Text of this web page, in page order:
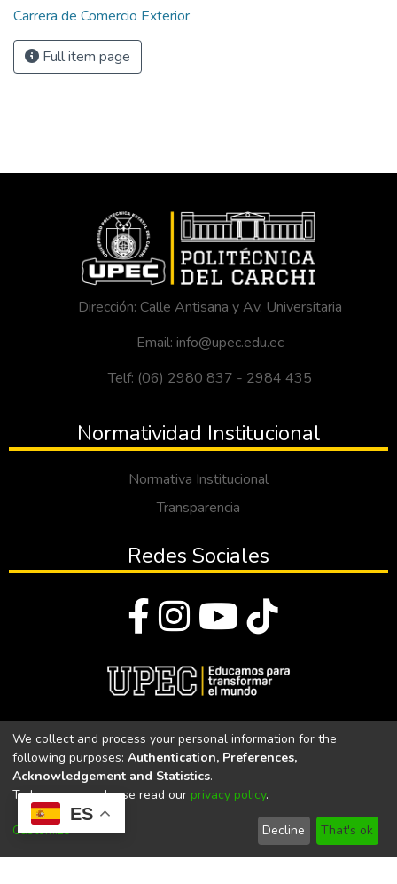
ES
Carrera de Comercio Exterior
Full item page
Dirección: Calle Antisana y Av. Universitaria
Email: info@upec.edu.ec
Telf: (06) 2980 837 - 2984 435
Normatividad Institucional
Normativa Institucional
Transparencia
Redes Sociales
Universidad Politécnica Estatal del Carchi
Universidad Politécnica Estatal del Carchi | Acreditada por el
CACES Resolución N°. 160-SE-33-CACES-2020
We collect and process your personal information for the
following purposes: Authentication, Preferences,
Acknowledgement and Statistics.
To learn more, please read our privacy policy.
Customize Decline That's ok